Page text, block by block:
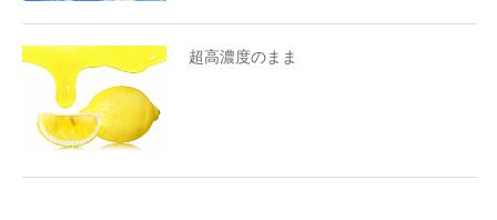
超高濃度のまま